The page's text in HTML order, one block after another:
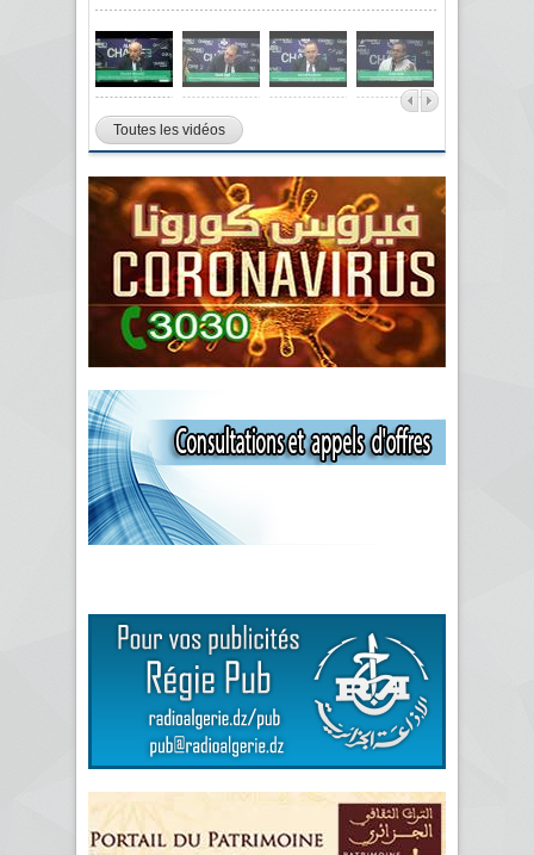
Toutes les vidéos